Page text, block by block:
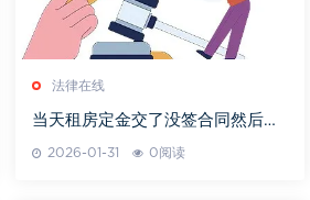
法律在线
当天租房定金交了没签合同然后可
2026-01-31 0阅读